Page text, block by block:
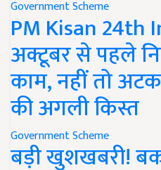
Government Scheme
PM Kisan 24th
अक्टूबर से पहले
काम, नहीं तो
की अगली किस्त
Government Scheme
बड़ी खुशखबरी!